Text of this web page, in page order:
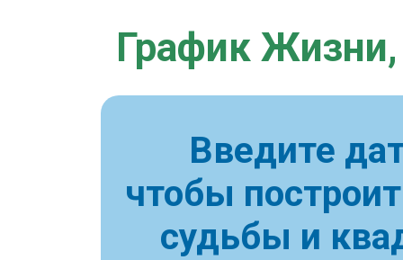
График Жизни,
Введите
чтобы
судьбы и